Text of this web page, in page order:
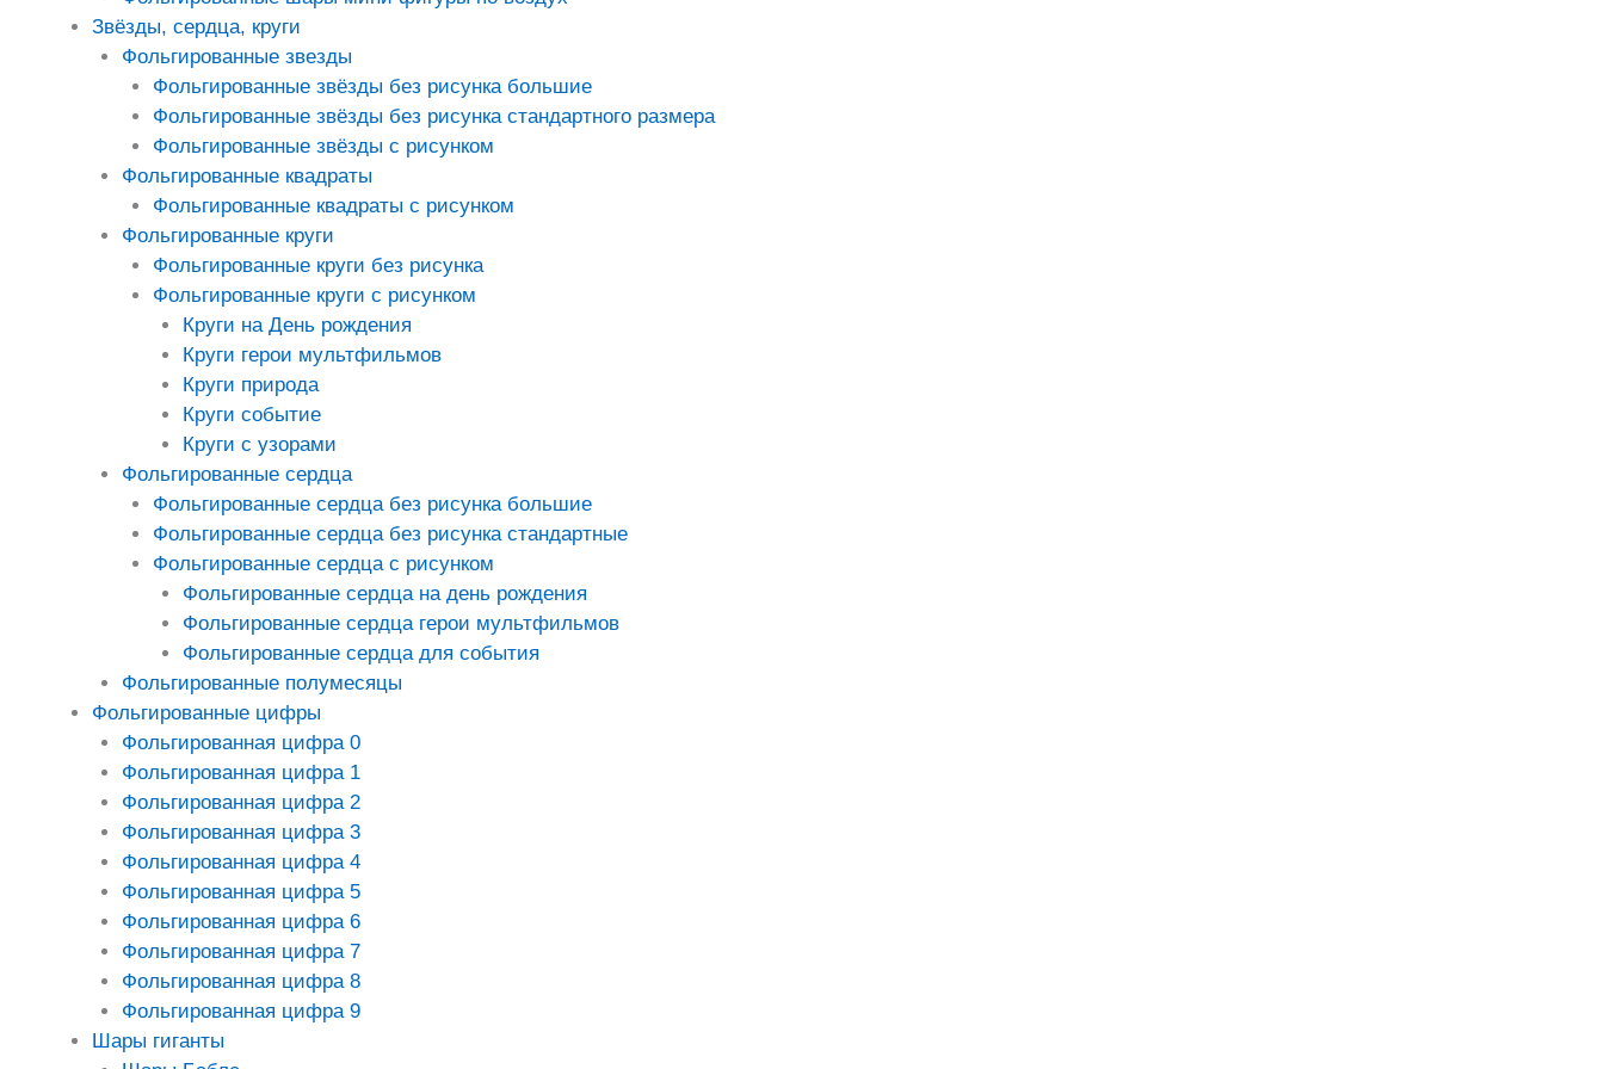
Звёзды, сердца, круги
Фольгированные звезды
Фольгированные звёзды без рисунка большие
Фольгированные звёзды без рисунка стандартного размера
Фольгированные звёзды с рисунком
Фольгированные квадраты
Фольгированные квадраты с рисунком
Фольгированные круги
Фольгированные круги без рисунка
Фольгированные круги с рисунком
Круги на День рождения
Круги герои мультфильмов
Круги природа
Круги событие
Круги с узорами
Фольгированные сердца
Фольгированные сердца без рисунка большие
Фольгированные сердца без рисунка стандартные
Фольгированные сердца с рисунком
Фольгированные сердца на день рождения
Фольгированные сердца герои мультфильмов
Фольгированные сердца для события
Фольгированные полумесяцы
Фольгированные цифры
Фольгированная цифра 0
Фольгированная цифра 1
Фольгированная цифра 2
Фольгированная цифра 3
Фольгированная цифра 4
Фольгированная цифра 5
Фольгированная цифра 6
Фольгированная цифра 7
Фольгированная цифра 8
Фольгированная цифра 9
Шары гиганты